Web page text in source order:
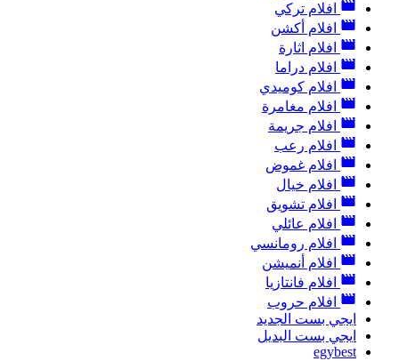
افلام تركي
افلام أكشن
افلام اثارة
افلام دراما
افلام كوميدي
افلام مغامرة
افلام جريمة
افلام رعب
افلام غموض
افلام خيال
افلام تشويق
افلام عائلي
افلام رومانسي
افلام أنميشن
افلام فانتازيا
افلام حروب
ايجي بست الجديد
ايجي بست البديل
egybest